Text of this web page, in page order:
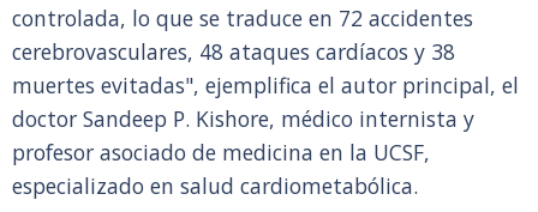
controlada, lo que se traduce en 72 accidentes
cerebrovasculares, 48 ataques cardíacos y 38
muertes evitadas", ejemplifica el autor principal, el
doctor Sandeep P. Kishore, médico internista y
profesor asociado de medicina en la UCSF,
especializado en salud cardiometabólica.